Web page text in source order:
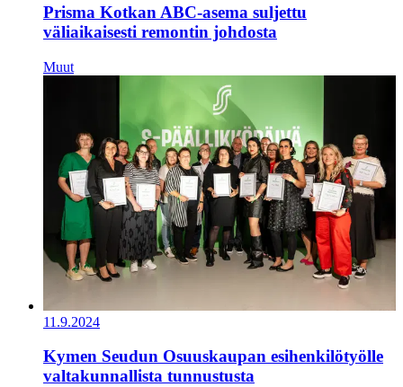
Prisma Kotkan ABC-asema suljettu
väliaikaisesti remontin johdosta
Muut
11.9.2024
Kymen Seudun Osuuskaupan esihenkilötyölle
valtakunnallista tunnustusta